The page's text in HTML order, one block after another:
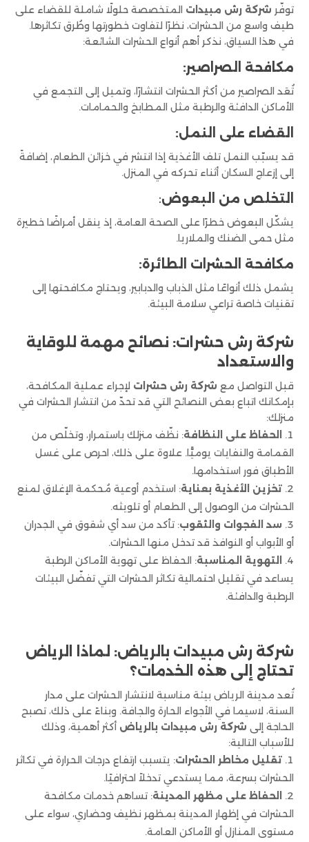
توفّر شركة رش مبيدات المتخصصة حلولًا شاملة للقضاء على
طيف واسع من الحشرات، نظرًا لتفاوت خطورتها وطُرق تكاثرها.
في هذا السياق، نذكر أهم أنواع الحشرات الشائعة:
مكافحة الصراصير:
تُعَد الصراصير من أكثر الحشرات انتشارًا، وتميل إلى التجمع في
الأماكن الدافئة والرطبة مثل المطابخ والحمامات.
القضاء على النمل:
قد يسبّب النمل تلف الأغذية إذا انتشر في خزائن الطعام، إضافةً
إلى إزعاج السكان أثناء تحركه في المنزل.
التخلص من البعوض:
يشكّل البعوض خطرًا على الصحة العامة، إذ ينقل أمراضًا خطيرة
مثل حمى الضنك والملاريا.
مكافحة الحشرات الطائرة:
يشمل ذلك أنواعًا مثل الذباب والدبابير، ويحتاج مكافحتها إلى
تقنيات خاصة تراعي سلامة البيئة.
شركة رش حشرات: نصائح مهمة للوقاية
والاستعداد
قبل التواصل مع شركة رش حشرات لإجراء عملية المكافحة،
بإمكانك اتباع بعض النصائح التي قد تحدّ من انتشار الحشرات في
منزلك:
الحفاظ على النظافة: نظّف منزلك باستمرار، وتخلّص من
القمامة والنفايات يوميًّا. علاوة على ذلك، احرص على غسل
الأطباق فور استخدامها.
تخزين الأغذية بعناية: استخدم أوعية مُحكمة الإغلاق لمنع
الحشرات من الوصول إلى الطعام أو تلويثه.
سد الفجوات والثقوب: تأكد من سد أي شقوق في الجدران
أو الأبواب أو النوافذ قد تدخل منها الحشرات.
التهوية المناسبة: الحفاظ على تهوية الأماكن الرطبة
يساعد في تقليل احتمالية تكاثر الحشرات التي تفضّل البيئات
الرطبة والدافئة.
شركة رش مبيدات بالرياض: لماذا الرياض
تحتاج إلى هذه الخدمات؟
تُعد مدينة الرياض بيئة مناسبة لانتشار الحشرات على مدار
السنة، لاسيما في الأجواء الحارة والجافة. وبناءً على ذلك، تصبح
الحاجة إلى شركة رش مبيدات بالرياض أكثر أهمية، وذلك
للأسباب التالية:
تقليل مخاطر الحشرات: يتسبب ارتفاع درجات الحرارة في تكاثر
الحشرات بسرعة، مما يستدعي تدخلاً احترافيًا.
الحفاظ على مظهر المدينة: تساهم خدمات مكافحة
الحشرات في إظهار المدينة بمظهر نظيف وحضاري، سواء على
مستوى المنازل أو الأماكن العامة.